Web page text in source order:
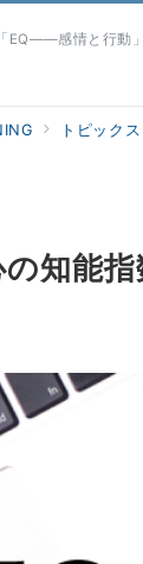
「EQ――感情と行動
トピックス
の知能